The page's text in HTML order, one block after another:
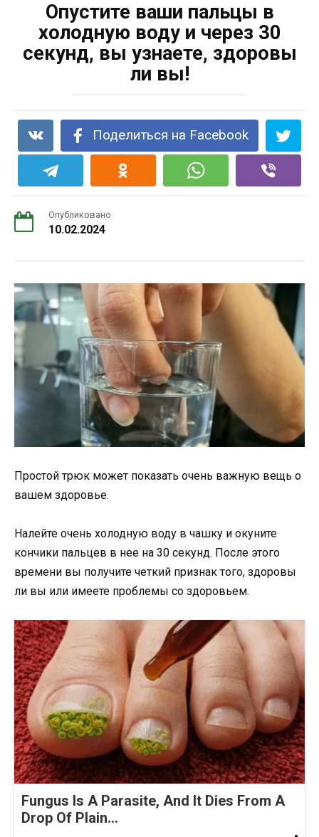
Опустите ваши пальцы в
холодную воду и через 30
секунд, вы узнаете, здоровы
ли вы!
Поделиться на Facebook
Опубликовано
10.02.2024
Простой трюк может показать очень важную вещь о
вашем здоровье.
Налейте очень холодную воду в чашку и окуните
кончики пальцев в нее на 30 секунд. После этого
времени вы получите четкий признак того, здоровы
ли вы или имеете проблемы со здоровьем.
Fungus Is A Parasite, And It Dies From A
Drop Of Plain...